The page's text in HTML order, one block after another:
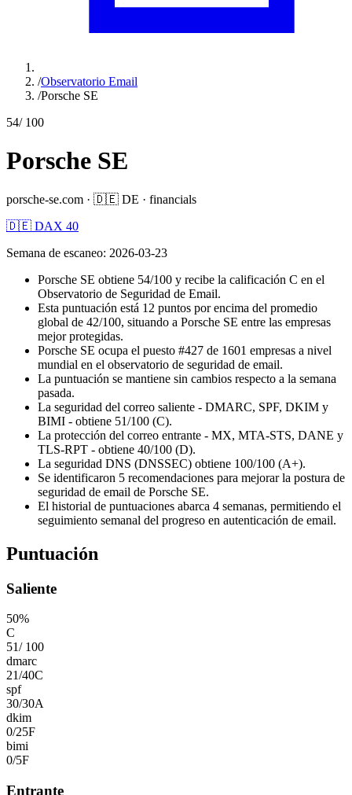
/Observatorio Email
/Porsche SE
54/ 100
Porsche SE
porsche-se.com · 🇩🇪 DE · financials
🇩🇪 DAX 40
Semana de escaneo: 2026-03-23
Porsche SE obtiene 54/100 y recibe la calificación C en el
Observatorio de Seguridad de Email.
Esta puntuación está 12 puntos por encima del promedio
global de 42/100, situando a Porsche SE entre las empresas
mejor protegidas.
Porsche SE ocupa el puesto #427 de 1601 empresas a nivel
mundial en el observatorio de seguridad de email.
La puntuación se mantiene sin cambios respecto a la semana
pasada.
La seguridad del correo saliente - DMARC, SPF, DKIM y
BIMI - obtiene 51/100 (C).
La protección del correo entrante - MX, MTA-STS, DANE y
TLS-RPT - obtiene 40/100 (D).
La seguridad DNS (DNSSEC) obtiene 100/100 (A+).
Se identificaron 5 recomendaciones para mejorar la postura de
seguridad de email de Porsche SE.
El historial de puntuaciones abarca 4 semanas, permitiendo el
seguimiento semanal del progreso en autenticación de email.
Puntuación
Saliente
50%
C
51/ 100
dmarc
21/40C
spf
30/30A
dkim
0/25F
bimi
0/5F
Entrante